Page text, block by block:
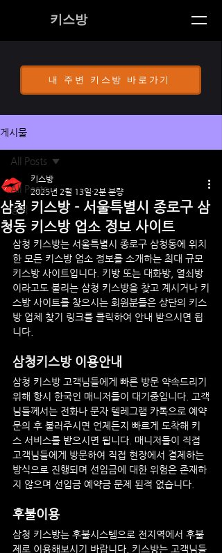
키스방
내 주변 키스방 바로가기
게시물
All Posts
공지
All Posts
삼청 키스방 - 서울특별시 종로구 삼
청동 키스방 업소 정보 사이트
키스방
2025년 2월 13일 2분 분량
삼청 키스방는 서울특별시 종로구 삼청동에 위치
한 모든 키스방 업소 정보를 소개하는 최대 규모
키스방 사이트입니다. 키방 또는 대화방, 열쇠방
이라고도 불리는 삼청 키스방을 찾고 계시거나 키
스방 사이트를 찾으시는 회원분들은 상단의 키스
방 업체 찾기 링크를 클릭하여 안내 받으시면 됩
니다.
삼청키스방 이용안내
삼청 키스방 고객님들에게 빠른 방문 약속드리기
위해 항시 한국인 매니저들이 대기중입니다. 고객
님들께서는 전화나 문자 텔레그램 카톡으로 예약
문의 후 불러주시면 언제든지 빠르게 도착해 키
스 서비스를 받으시면 됩니다. 매니저들이 직접
고객님들에게 방문하여 직접 현장에서 결제하는
방식으로 진행되며 선입금에 대한 위험은 존재하
지 않으며 선입금 예약금 문제 된적 없습니다.
후불이용
삼청 키스방는 후불시스템으로 전지역에서 후불
제로 이용해보시기 바랍니다. 키스방는 고객님들